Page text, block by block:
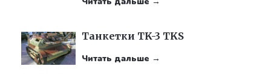
Танкетки TK-3 TKS
Читать дальше →